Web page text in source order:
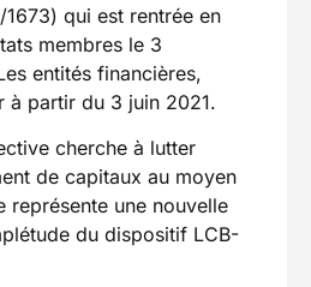
qui est rentrée en
membres le 3
entités financières,
à partir du 3 juin 2021.
cherche à lutter
de capitaux au moyen
représente une nouvelle
du dispositif LCB-